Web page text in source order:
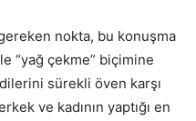
nokta, bu konuşma
“yağ çekme” biçimine
sürekli öven karşı
ve kadının yaptığı en